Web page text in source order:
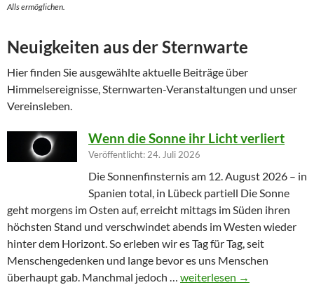
Alls ermöglichen.
Neuigkeiten aus der Sternwarte
Hier finden Sie ausgewählte aktuelle Beiträge über
Himmelsereignisse, Sternwarten-Veranstaltungen und unser
Vereinsleben.
Wenn die Sonne ihr Licht verliert
Veröffentlicht: 24. Juli 2026
Die Sonnenfinsternis am 12. August 2026 – in
Spanien total, in Lübeck partiell Die Sonne
geht morgens im Osten auf, erreicht mittags im Süden ihren
höchsten Stand und verschwindet abends im Westen wieder
hinter dem Horizont. So erleben wir es Tag für Tag, seit
Menschengedenken und lange bevor es uns Menschen
überhaupt gab. Manchmal jedoch … Wenn die Sonne ihr Licht
weiterlesen →